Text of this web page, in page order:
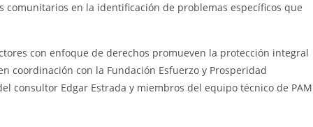
comunitarios en la identificación de problemas específicos que
con enfoque de derechos promueven la protección integral
coordinación con la Fundación Esfuerzo y Prosperidad
consultor Edgar Estrada y miembros del equipo técnico de